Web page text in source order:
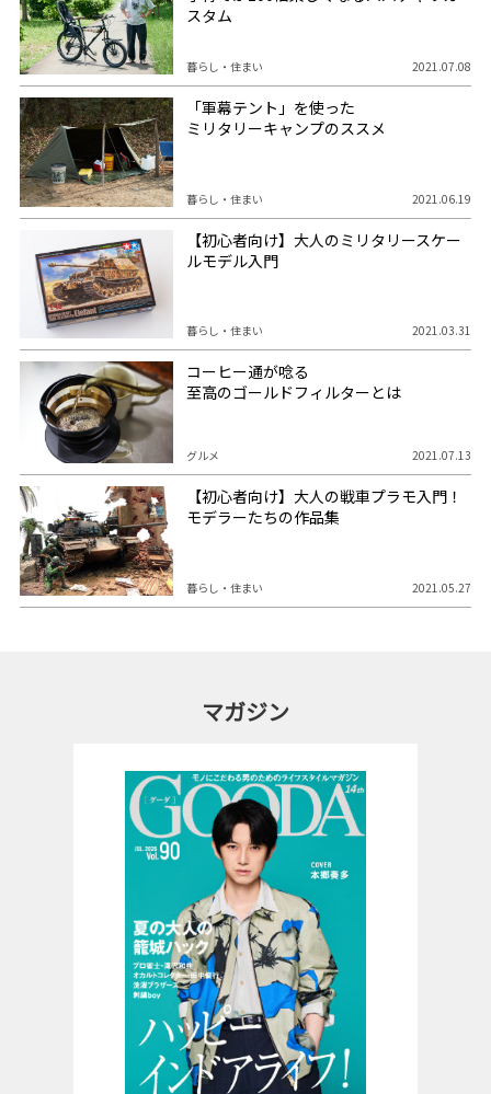
スタム
暮らし・住まい 2021.07.08
「軍幕テント」を使った
ミリタリーキャンプのススメ
暮らし・住まい 2021.06.19
【初心者向け】大人のミリタリースケー
ルモデル入門
暮らし・住まい 2021.03.31
コーヒー通が唸る
至高のゴールドフィルターとは
グルメ 2021.07.13
【初心者向け】大人の戦車プラモ入門！
モデラーたちの作品集
暮らし・住まい 2021.05.27
マガジン